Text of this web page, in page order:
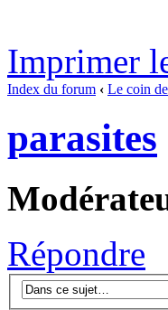
Imprimer
Index du forum ‹ Le coin
parasites
Répondre